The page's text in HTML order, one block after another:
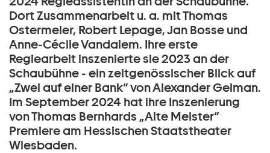
Dort Zusammenarbeit u. a. mit Thomas
Ostermeier, Robert Lepage, Jan Bosse und
Anne-Cécile Vandalem. Ihre erste
Regiearbeit inszenierte sie 2023 an der
Schaubühne - ein zeitgenössischer Blick auf
„Zwei auf einer Bank“ von Alexander Gelman.
Im September 2024 hat ihre Inszenierung
von Thomas Bernhards „Alte Meister“
Premiere am Hessischen Staatstheater
Wiesbaden.